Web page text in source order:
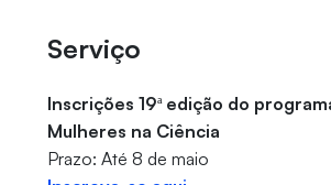
Serviço
Inscrições 19ª edição do
Mulheres na Ciência
Prazo: Até 8 de maio